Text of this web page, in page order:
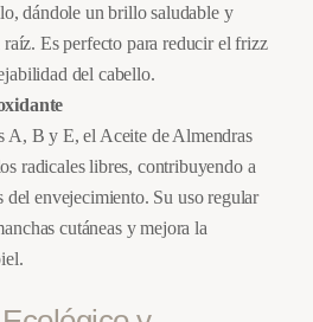
dándole un brillo saludable y
raíz. Es perfecto para reducir el frizz
del cabello.
A, B y E, el Aceite de Almendras
radicales libres, contribuyendo a
del envejecimiento. Su uso regular
cutáneas y mejora la